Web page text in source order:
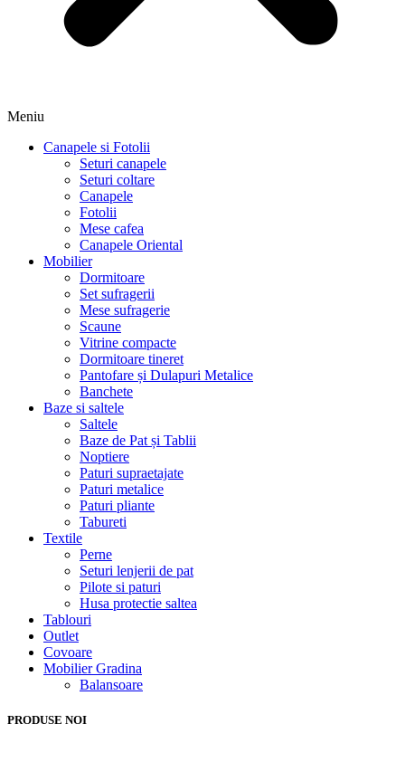
Meniu
Canapele si Fotolii
Seturi canapele
Seturi coltare
Canapele
Fotolii
Mese cafea
Canapele Oriental
Mobilier
Dormitoare
Set sufragerii
Mese sufragerie
Scaune
Vitrine compacte
Dormitoare tineret
Pantofare și Dulapuri Metalice
Banchete
Baze si saltele
Saltele
Baze de Pat și Tablii
Noptiere
Paturi supraetajate
Paturi metalice
Paturi pliante
Tabureti
Textile
Perne
Seturi lenjerii de pat
Pilote si paturi
Husa protectie saltea
Tablouri
Outlet
Covoare
Mobilier Gradina
Balansoare
PRODUSE NOI